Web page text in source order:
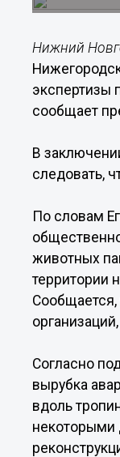
Нижний
экспертизы
сообщает
В
следовать,
По словам
животных
территории
Согласно
вырубка
вдоль
некоторыми